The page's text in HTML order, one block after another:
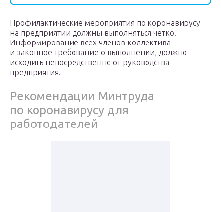
Профилактические мероприятия по коронавирусу
на предприятии должны выполняться четко.
Информирование всех членов коллектива
и законное требование о выполнении, должно
исходить непосредственно от руководства
предприятия.
Рекомендации Минтруда
по коронавирусу для
работодателей